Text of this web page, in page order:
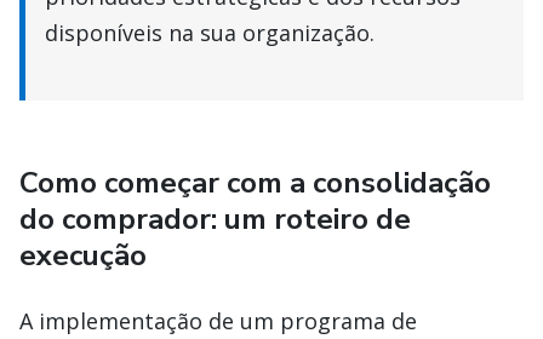
disponíveis na sua organização.
Como começar com a consolidação
do comprador: um roteiro de
execução
A implementação de um programa de